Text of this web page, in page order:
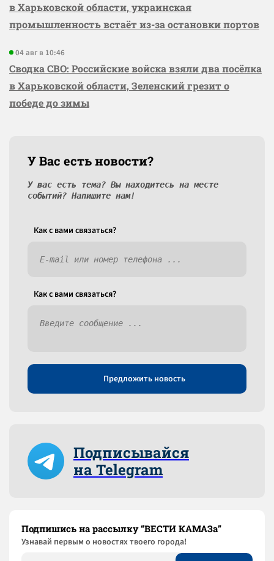
в Харьковской области, украинская
промышленность встаёт из-за остановки портов
04 авг в 10:46
Сводка СВО: Российские войска взяли два посёлка
в Харьковской области, Зеленский грезит о
победе до зимы
У Вас есть новости?
У вас есть тема? Вы находитесь на месте
событий? Напишите нам!
Как c вами связаться?
Как c вами связаться?
Предложить новость
Подписывайся
на Telegram
Подпишись на рассылку “ВЕСТИ КАМАЗа”
Узнaвай первым о новостях твоего города!